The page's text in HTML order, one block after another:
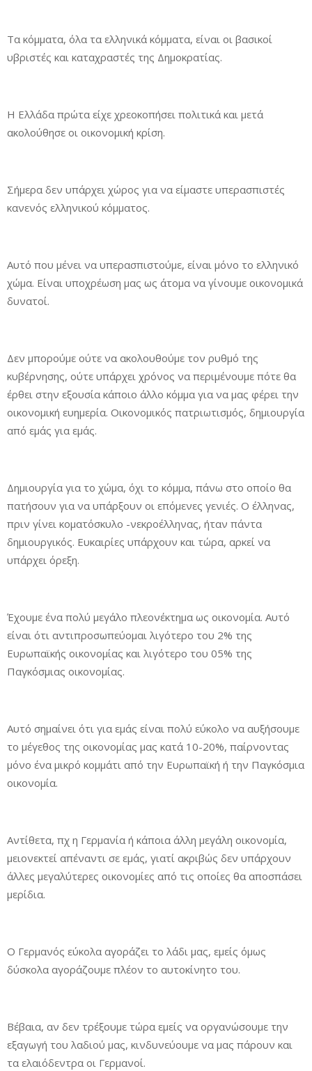
Τα κόμματα, όλα τα ελληνικά κόμματα, είναι οι βασικοί
υβριστές και καταχραστές της Δημοκρατίας.
Η Ελλάδα πρώτα είχε χρεοκοπήσει πολιτικά και μετά
ακολούθησε οι οικονομική κρίση.
Σήμερα δεν υπάρχει χώρος για να είμαστε υπερασπιστές
κανενός ελληνικού κόμματος.
Αυτό που μένει να υπερασπιστούμε, είναι μόνο το ελληνικό
χώμα. Είναι υποχρέωση μας ως άτομα να γίνουμε οικονομικά
δυνατοί.
Δεν μπορούμε ούτε να ακολουθούμε τον ρυθμό της
κυβέρνησης, ούτε υπάρχει χρόνος να περιμένουμε πότε θα
έρθει στην εξουσία κάποιο άλλο κόμμα για να μας φέρει την
οικονομική ευημερία. Οικονομικός πατριωτισμός, δημιουργία
από εμάς για εμάς.
Δημιουργία για το χώμα, όχι το κόμμα, πάνω στο οποίο θα
πατήσουν για να υπάρξουν οι επόμενες γενιές. Ο έλληνας,
πριν γίνει κοματόσκυλο -νεκροέλληνας, ήταν πάντα
δημιουργικός. Ευκαιρίες υπάρχουν και τώρα, αρκεί να
υπάρχει όρεξη.
Έχουμε ένα πολύ μεγάλο πλεονέκτημα ως οικονομία. Αυτό
είναι ότι αντιπροσωπεύομαι λιγότερο του 2% της
Ευρωπαϊκής οικονομίας και λιγότερο του 05% της
Παγκόσμιας οικονομίας.
Αυτό σημαίνει ότι για εμάς είναι πολύ εύκολο να αυξήσουμε
το μέγεθος της οικονομίας μας κατά 10-20%, παίρνοντας
μόνο ένα μικρό κομμάτι από την Ευρωπαϊκή ή την Παγκόσμια
οικονομία.
Αντίθετα, πχ η Γερμανία ή κάποια άλλη μεγάλη οικονομία,
μειονεκτεί απέναντι σε εμάς, γιατί ακριβώς δεν υπάρχουν
άλλες μεγαλύτερες οικονομίες από τις οποίες θα αποσπάσει
μερίδια.
Ο Γερμανός εύκολα αγοράζει το λάδι μας, εμείς όμως
δύσκολα αγοράζουμε πλέον το αυτοκίνητο του.
Βέβαια, αν δεν τρέξουμε τώρα εμείς να οργανώσουμε την
εξαγωγή του λαδιού μας, κινδυνεύουμε να μας πάρουν και
τα ελαιόδεντρα οι Γερμανοί.